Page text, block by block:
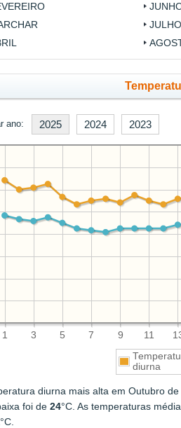
JULHO
ano: 2025 2024 2023
1 3 5 7 9 11
diurna
diurna mais alta em Outubro
foi de24°C. As temperaturas
°C.